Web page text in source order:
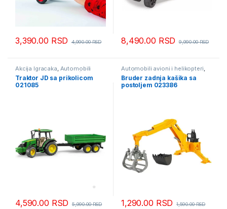
3,390.00 RSD 4,990.00RSD 8,490.00 RSD 9,990.00RSD
Akcija Igracaka, Automobili
avioni i helikopteri ,Igračke
Traktor JD sa prikolicom
021085
4,590.00 RSD 5,990.00RSD
Automobili avioni i helikopteri,
Igračke
Bruder zadnja kašika sa
postoljem 023386
1,290.00 RSD 1,590.00RSD